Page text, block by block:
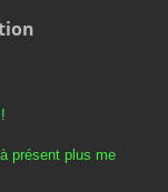
présent plus me